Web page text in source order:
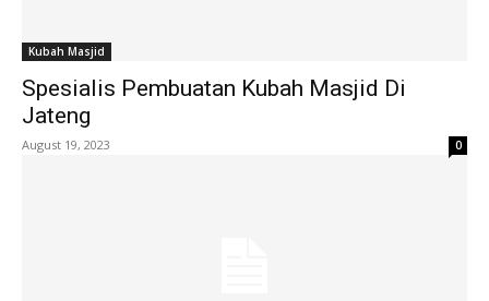
Kubah Masjid
Spesialis Pembuatan Kubah Masjid Di
Jateng
August 19, 2023 0